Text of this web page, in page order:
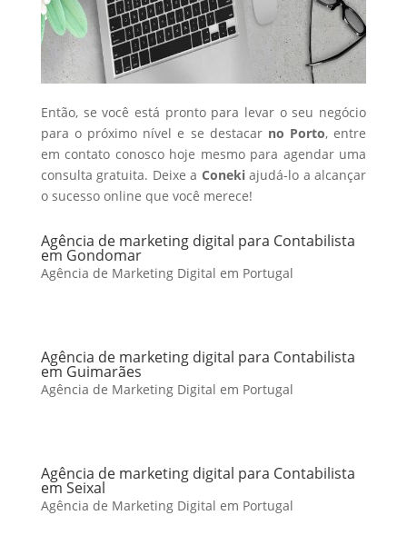
Então, se você está pronto para levar o seu negócio
para o próximo nível e se destacar no Porto, entre
em contato conosco hoje mesmo para agendar uma
consulta gratuita. Deixe a Conekiajudá-lo a alcançar
o sucesso online que você merece!
Agência de marketing digital para Contabilista
em Gondomar
Agência de Marketing Digital em Portugal
Agência de marketing digital para Contabilista
em Guimarães
Agência de Marketing Digital em Portugal
Agência de marketing digital para Contabilista
em Seixal
Agência de Marketing Digital em Portugal